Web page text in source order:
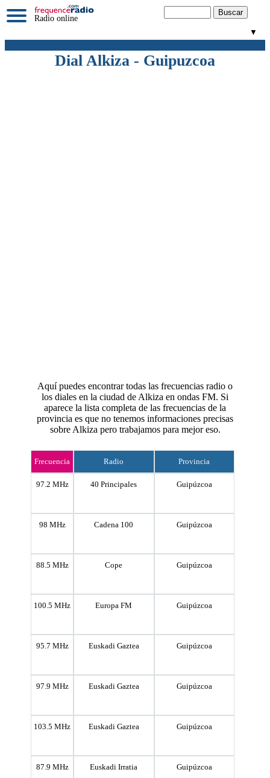
Radio online
▼
Dial Alkiza - Guipuzcoa
Aquí puedes encontrar todas las frecuencias radio o
los diales en la ciudad de Alkiza en ondas FM. Si
aparece la lista completa de las frecuencias de la
provincia es que no tenemos informaciones precisas
sobre Alkiza pero trabajamos para mejor eso.
Frecuencia Radio Provincia
97.2 MHz 40 Principales Guipúzcoa
98 MHz Cadena 100 Guipúzcoa
88.5 MHz Cope Guipúzcoa
100.5 MHz Europa FM Guipúzcoa
95.7 MHz Euskadi Gaztea Guipúzcoa
97.9 MHz Euskadi Gaztea Guipúzcoa
103.5 MHz Euskadi Gaztea Guipúzcoa
87.9 MHz Euskadi Irratia Guipúzcoa